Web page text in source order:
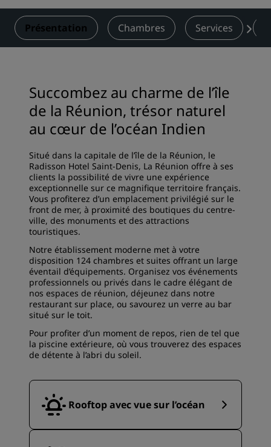
Présentation Chambres Services
Succombez au charme de l’île
de la Réunion, trésor naturel
au cœur de l’océan Indien
Situé dans la capitale de l’île de la Réunion, le
Radisson Hotel Saint-Denis, La Réunion offre à ses
clients la possibilité de vivre une expérience
exceptionnelle sur ce magnifique territoire français.
Vous profiterez d’un emplacement privilégié sur le
front de mer, à proximité des boutiques du centre-
ville, des monuments et des attractions
touristiques.
Notre établissement moderne met à votre
disposition 124 chambres et suites offrant un large
éventail d’équipements. Organisez vos événements
professionnels ou privés dans le cadre élégant de
nos espaces de réunion, déjeunez dans notre
restaurant sur place, ou savourez un verre au bar
situé sur le toit.
Pour profiter d’un moment de repos, rien de tel que
la piscine extérieure, où vous trouverez des espaces
de détente à l’abri du soleil.
Rooftop avec vue sur l’océan